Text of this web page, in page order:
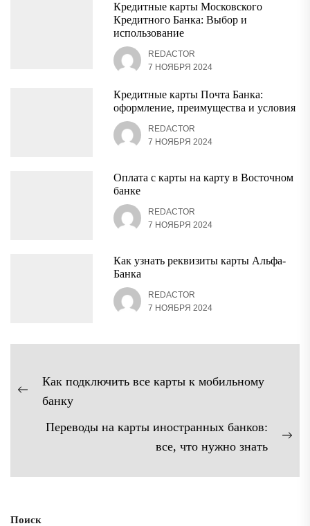
Кредитные карты Московского
Кредитного Банка: Выбор и
использование
REDACTOR
7 НОЯБРЯ 2024
Кредитные карты Почта Банка:
оформление, преимущества и условия
REDACTOR
7 НОЯБРЯ 2024
Оплата с карты на карту в Восточном
банке
REDACTOR
7 НОЯБРЯ 2024
Как узнать реквизиты карты Альфа-
Банка
REDACTOR
7 НОЯБРЯ 2024
Навигация
по
записям
Предыдущая
Как подключить все карты к мобильному
банку
Переводы на карты иностранных банков:
все, что нужно знать
Поиск